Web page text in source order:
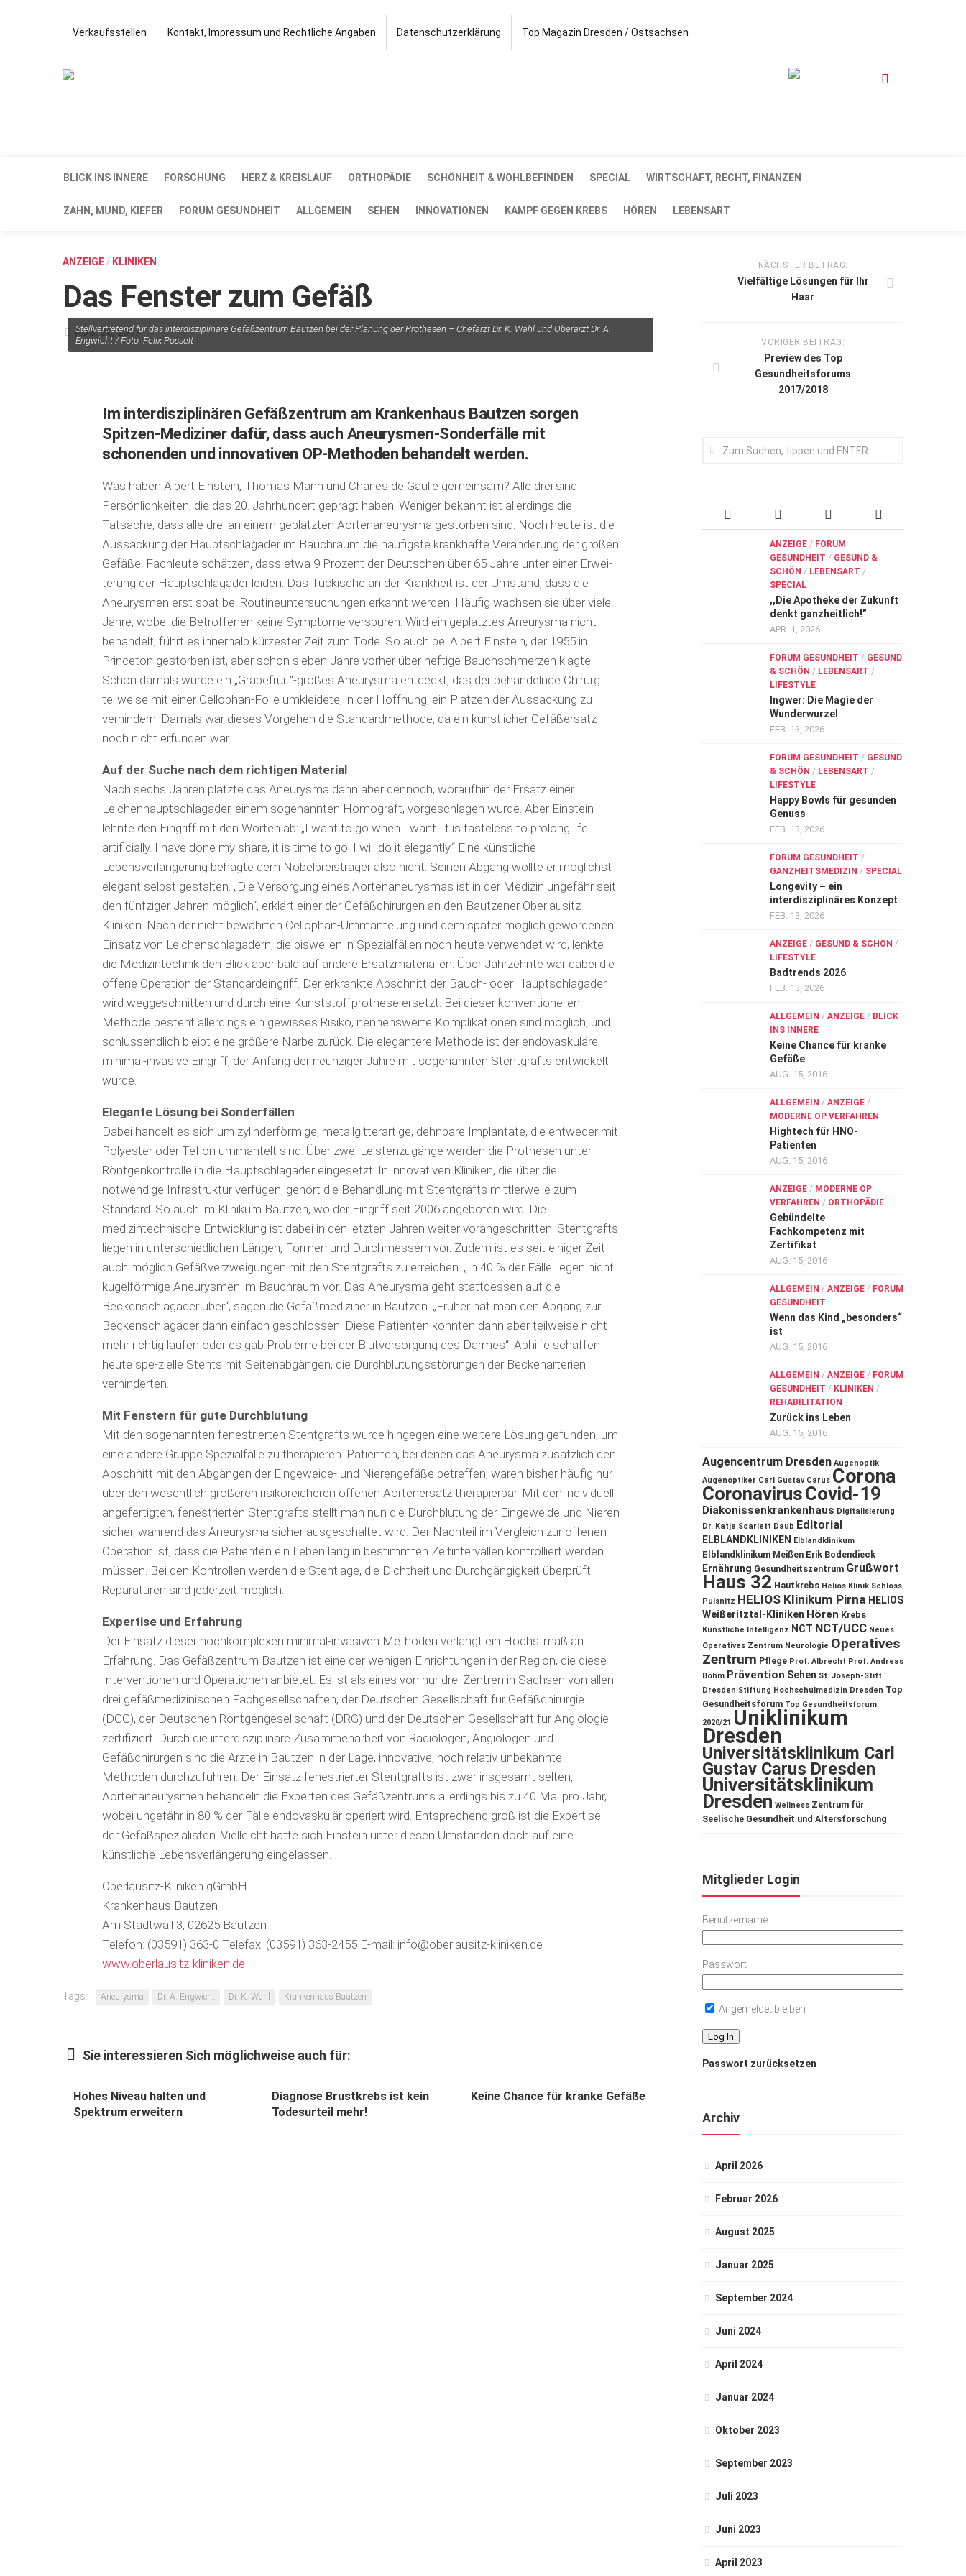
Verkaufsstellen Kontakt, Impressum und Rechtliche Angaben Datenschutzerklärung Top Magazin Dresden / Ostsachsen
BLICK INS INNERE FORSCHUNG HERZ & KREISLAUF ORTHOPÄDIE SCHÖNHEIT & WOHLBEFINDEN SPECIAL WIRTSCHAFT, RECHT, FINANZEN
ZAHN, MUND, KIEFER FORUM GESUNDHEIT ALLGEMEIN SEHEN INNOVATIONEN KAMPF GEGEN KREBS HÖREN LEBENSART
ANZEIGE / KLINIKEN
Das Fenster zum Gefäß
AUG. 28, 2017
Stellvertretend für das interdisziplinäre Gefäßzentrum Bautzen bei der Planung der Prothesen – Chefarzt Dr. K. Wahl und Oberarzt Dr. A.
Engwicht / Foto: Felix Posselt
Im interdisziplinären Gefäßzentrum am Krankenhaus Bautzen sorgen
Spitzen-Mediziner dafür, dass auch Aneurysmen-Sonderfälle mit
schonenden und innovativen OP-Methoden behandelt werden.
Was haben Albert Einstein, Thomas Mann und Charles de Gaulle gemeinsam? Alle drei sind
Persönlichkeiten, die das 20. Jahrhundert geprägt haben. Weniger bekannt ist allerdings die
Tatsache, dass alle drei an einem geplatzten Aorten­aneurysma gestorben sind. Noch heute ist die
Aussackung der Hauptschlagader im Bauchraum die häufigste krankhafte Ver­änderung der großen
Gefäße. Fachleute schätzen, dass etwa 9 Prozent der Deutschen über 65 Jahre unter einer Er­wei­
terung der Hauptschlagader leiden. Das Tückische an der Krankheit ist der Umstand, dass die
Aneurysmen erst spät bei Routineuntersuchungen erkannt werden. Häufig wachsen sie über viele
Jahre, wobei die Betroffenen keine Symptome verspüren. Wird ein geplatztes Aneurysma nicht
behandelt, führt es innerhalb kürzester Zeit zum Tode. So auch bei Albert Einstein, der 1955 in
Princeton gestorben ist, aber schon sieben Jahre vorher über heftige Bauchschmerzen klagte.
Schon da­mals wurde ein „Grapefruit“-großes Aneurysma entdeckt, das der behandelnde Chirurg
teilweise mit einer Cellophan-Folie umkleidete, in der Hoffnung, ein Platzen der Aussackung zu
verhindern. Damals war dieses Vorgehen die Standard­methode, da ein künstlicher Gefäßersatz
noch nicht erfunden war.
Auf der Suche nach dem richtigen Material
Nach sechs Jahren platzte das Aneurysma dann aber dennoch, woraufhin der Ersatz einer
Leichenhauptschlagader, einem sogenannten Homograft, vorgeschlagen wurde. Aber Einstein
lehnte den Eingriff mit den Worten ab: „I want to go when I want. It is tasteless to prolong life
artificially. I have done my share, it is time to go. I will do it elegantly.“ Eine künstliche
Lebensverlängerung behagte dem Nobelpreisträger also nicht. Seinen Abgang wollte er möglichst
elegant selbst gestalten. „Die Versorgung eines Aortenaneurysmas ist in der Medizin ungefähr seit
den fünfziger Jahren möglich“, erklärt einer der Gefäßchirurgen an den Bautzener Oberlausitz-
Kliniken. Nach der nicht bewährten Cellophan-Ummantelung und dem später möglich gewordenen
Einsatz von Leichenschlagadern, die bisweilen in Spezialfällen noch heute verwendet wird, lenkte
die Medizintechnik den Blick aber bald auf andere Ersatz­mate­rialien. Über Jahrzehnte war dabei die
offene Operation der Standard­eingriff. Der erkrankte Abschnitt der Bauch- oder Haupt­schlag­ader
wird weggeschnitten und durch eine Kunst­stoffprothese ersetzt. Bei dieser konventionellen
Methode besteht allerdings ein gewisses Risiko, nennenswerte Kompli­kationen sind möglich, und
schlussendlich bleibt eine größere Narbe zurück. Die elegantere Methode ist der endovaskuläre,
minimal-invasive Eingriff, der Anfang der neunziger Jahre mit sogenannten Stentgrafts entwickelt
wurde.
Elegante Lösung bei Sonderfällen
Dabei handelt es sich um zylinderförmige, metallgitterartige, dehnbare Implantate, die entweder mit
Polyester oder Teflon ummantelt sind. Über zwei Leistenzugänge werden die Prothesen unter
Röntgenkontrolle in die Hauptschlagader eingesetzt. In innovativen Kliniken, die über die
notwendige Infrastruktur verfügen, gehört die Behandlung mit Stentgrafts mittlerweile zum
Standard. So auch im Klinikum Bautzen, wo der Eingriff seit 2006 angeboten wird. Die
medizintechnische Entwicklung ist dabei in den letzten Jahren weiter voran­geschrit­ten. Stentgrafts
liegen in unterschiedlichen Längen, Formen und Durchmessern vor. Zudem ist es seit einiger Zeit
auch möglich Gefäßverzweigungen mit den Stentgrafts zu er­reichen. „In 40 % der Fälle liegen nicht
kugelförmige Aneurys­men im Bauchraum vor. Das Aneurysma geht stattdessen auf die
Beckenschlagader über“, sagen die Gefäßmediziner in Bautzen. „Früher hat man den Abgang zur
Beckenschlagader dann einfach geschlossen. Diese Patienten konnten dann aber teilweise nicht
mehr richtig laufen oder es gab Probleme bei der Blutversorgung des Darmes“. Abhilfe schaffen
heute spe-zielle Stents mit Seitenabgängen, die Durchblutungsstörungen der Beckenarterien
verhinderten.
Mit Fenstern für gute Durchblutung
Mit den sogenannten fenestrierten Stentgrafts wurde hingegen eine weitere Lösung gefunden, um
eine andere Gruppe Spezial­fälle zu therapieren. Patienten, bei denen das Aneurysma zusätzlich den
Abschnitt mit den Abgängen der Eingeweide- und Nierengefäße betreffen, waren bisher häufig nur
über den wesentlich größeren risikoreicheren offenen Aortenersatz therapierbar. Mit den individuell
angefertigten, fenestrierten Stentgrafts stellt man nun die Durchblutung der Eingeweide und Nieren
sicher, während das Aneurysma sicher ausgeschaltet wird. Der Nachteil im Vergleich zur offenen
Operation ist, dass die Patienten ein Leben lang in bestimmten Zeitinter­vallen kontrolliert werden
müssen. Bei den Kontrollen werden die Stentlage, die Dichtheit und Durchgängigkeit überprüft.
Repa­ra­turen sind jederzeit möglich.
Expertise und Erfahrung
Der Einsatz dieser hochkomplexen minimal-invasiven Metho­den verlangt ein Höchstmaß an
Erfahrung. Das Gefäßzentrum Bautzen ist eine der wenigen Einrichtungen in der Region, die diese
Interventionen und Operationen anbietet. Es ist als eines von nur drei Zentren in Sachsen von allen
drei gefäßmedizinischen Fachgesellschaften, der Deutschen Gesellschaft für Gefäßchirurgie
(DGG), der Deutschen Röntgengesellschaft (DRG) und der Deutschen Gesellschaft für Angiologie
zertifiziert. Durch die interdisziplinäre Zusammenarbeit von Radio­logen, Angiologen und
Gefäßchirurgen sind die Ärzte in Bautzen in der Lage, innovative, noch relativ unbekannte
Methoden durchzuführen. Der Einsatz fenestrierter Stent­grafts ist zwar insgesamt selten,
Aortenaneurysmen behandeln die Experten des Gefäßzentrums allerdings bis zu 40 Mal pro Jahr,
wobei ungefähr in 80 % der Fälle endovaskulär operiert wird. Entsprechend groß ist die Expertise
der Gefäßspezialisten. Vielleicht hätte sich Einstein unter diesen Umständen doch auf eine
künstliche Lebensverlängerung eingelassen.
Oberlausitz-Kliniken gGmbH
Krankenhaus Bautzen
Am Stadtwall 3, 02625 Bautzen
Telefon: (03591) 363-0 Telefax: (03591) 363-2455 E-mail: info@oberlausitz-kliniken.de
www.oberlausitz-kliniken.de
Tags: Aneurysma Dr. A. Engwicht Dr. K. Wahl Krankenhaus Bautzen
Sie interessieren Sich möglichweise auch für:
Hohes Niveau halten und
Spektrum erweitern
Diagnose Brustkrebs ist kein
Todesurteil mehr!
Keine Chance für kranke Gefäße
NÄCHSTER BETRAG:
Vielfältige Lösungen für Ihr
Haar
VORIGER BEITRAG:
Preview des Top
Gesundheitsforums
2017/2018
ANZEIGE / FORUM
GESUNDHEIT / GESUND &
SCHÖN / LEBENSART /
SPECIAL
,,Die Apotheke der Zukunft
denkt ganzheitlich!”
APR. 1, 2026
FORUM GESUNDHEIT / GESUND
& SCHÖN / LEBENSART /
LIFESTYLE
Ingwer: Die Magie der
Wunderwurzel
FEB. 13, 2026
FORUM GESUNDHEIT / GESUND
& SCHÖN / LEBENSART /
LIFESTYLE
Happy Bowls für gesunden
Genuss
FEB. 13, 2026
FORUM GESUNDHEIT /
GANZHEITSMEDIZIN / SPECIAL
Longevity – ein
interdisziplinäres Konzept
FEB. 13, 2026
ANZEIGE / GESUND & SCHÖN /
LIFESTYLE
Badtrends 2026
FEB. 13, 2026
ALLGEMEIN / ANZEIGE / BLICK
INS INNERE
Keine Chance für kranke
Gefäße
AUG. 15, 2016
ALLGEMEIN / ANZEIGE /
MODERNE OP VERFAHREN
Hightech für HNO-
Patienten
AUG. 15, 2016
ANZEIGE / MODERNE OP
VERFAHREN / ORTHOPÄDIE
Gebündelte
Fachkompetenz mit
Zertifikat
AUG. 15, 2016
ALLGEMEIN / ANZEIGE / FORUM
GESUNDHEIT
Wenn das Kind „besonders“
ist
AUG. 15, 2016
ALLGEMEIN / ANZEIGE / FORUM
GESUNDHEIT / KLINIKEN /
REHABILITATION
Zurück ins Leben
AUG. 15, 2016
Augencentrum Dresden Augenoptik
Augenoptiker Carl Gustav Carus Corona
CoronavirusCovid-19
Diakonissenkrankenhaus Digitalisierung
Dr. Katja Scarlett Daub Editorial
ELBLANDKLINIKEN Elblandklinikum
Elblandklinikum Meißen Erik Bodendieck
Ernährung Gesundheitszentrum Grußwort
Haus 32 Hautkrebs Helios Klinik Schloss
Pulsnitz HELIOS Klinikum Pirna HELIOS
Weißeritztal-Kliniken Hören Krebs
Künstliche Intelligenz NCT NCT/UCC Neues
Operatives Zentrum Neurologie Operatives
Zentrum Pflege Prof. Albrecht Prof. Andreas
Böhm Prävention Sehen St. Joseph-Stift
Dresden Stiftung Hochschulmedizin Dresden Top
Gesundheitsforum Top Gesundheitsforum
2020/21 Uniklinikum
Dresden
Universitätsklinikum Carl
Gustav Carus Dresden
Universitätsklinikum
Dresden Wellness Zentrum für
Seelische Gesundheit und Altersforschung
Mitglieder Login
Benutzername
Passwort
Angemeldet bleiben
Passwort zurücksetzen
Archiv
April 2026
Februar 2026
August 2025
Januar 2025
September 2024
Juni 2024
April 2024
Januar 2024
Oktober 2023
September 2023
Juli 2023
Juni 2023
April 2023